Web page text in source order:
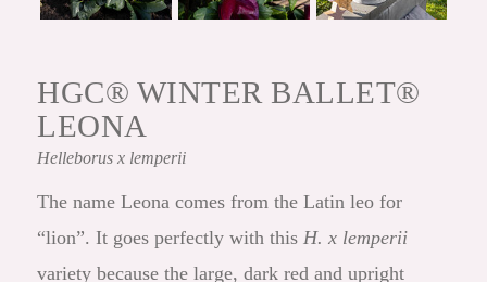
HGC® WINTER BALLET®
LEONA
Helleborusx lemperii
The name Leona comes from the Latin leo for
“lion”. It goes perfectly with thisH. x lemperii
variety because the large, dark red and upright